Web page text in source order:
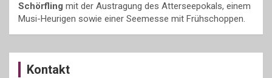
Schörfling mit der Austragung des Atterseepokals, einem
Musi-Heurigen sowie einer Seemesse mit Frühschoppen.
Kontakt